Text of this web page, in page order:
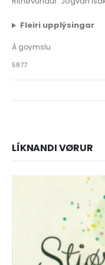
Fleiri upplýsingar
Á goymslu
5877
LÍKNANDI VØRUR